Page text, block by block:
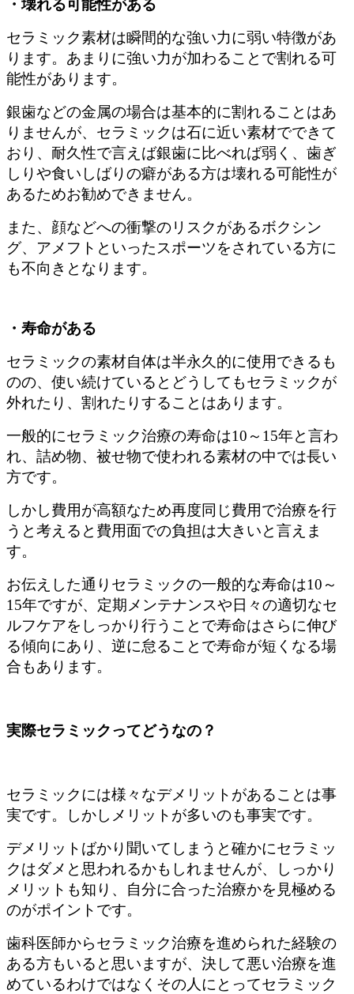
・壊れる可能性がある
セラミック素材は瞬間的な強い力に弱い特徴があ
ります。あまりに強い力が加わることで割れる可
能性があります。
銀歯などの金属の場合は基本的に割れることはあ
りませんが、セラミックは石に近い素材でできて
おり、耐久性で言えば銀歯に比べれば弱く、歯ぎ
しりや食いしばりの癖がある方は壊れる可能性が
あるためお勧めできません。
また、顔などへの衝撃のリスクがあるボクシン
グ、アメフトといったスポーツをされている方に
も不向きとなります。
・寿命がある
セラミックの素材自体は半永久的に使用できるも
のの、使い続けているとどうしてもセラミックが
外れたり、割れたりすることはあります。
一般的にセラミック治療の寿命は10 ～ 15年と言わ
れ、詰め物、被せ物で使われる素材の中では長い
方です。
しかし費用が高額なため再度同じ費用で治療を行
うと考えると費用面での負担は大きいと言えま
す。
お伝えした通りセラミックの一般的な寿命は10 ～
15年ですが、定期メンテナンスや日々の適切なセ
ルフケアをしっかり行うことで寿命はさらに伸び
る傾向にあり、逆に怠ることで寿命が短くなる場
合もあります。
実際セラミックってどうなの？
セラミックには様々なデメリットがあることは事
実です。しかしメリットが多いのも事実です。
デメリットばかり聞いてしまうと確かにセラミッ
クはダメと思われるかもしれませんが、しっかり
メリットも知り、自分に合った治療かを見極める
のがポイントです。
歯科医師からセラミック治療を進められた経験の
ある方もいると思いますが、決して悪い治療を進
めているわけではなくその人にとってセラミック